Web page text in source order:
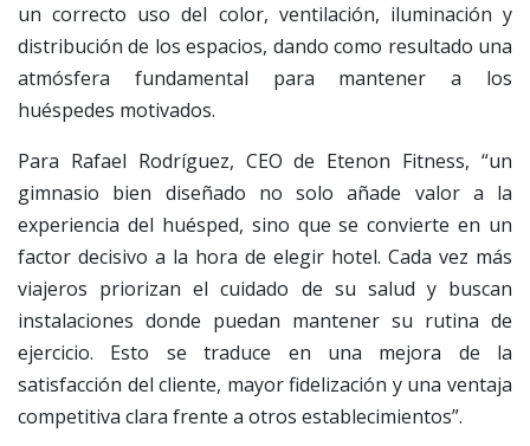
un correcto uso del color, ventilación, iluminación y
distribución de los espacios, dando como resultado una
atmósfera fundamental para mantener a los
huéspedes motivados.
Para Rafael Rodríguez, CEO de Etenon Fitness, “un
gimnasio bien diseñado no solo añade valor a la
experiencia del huésped, sino que se convierte en un
factor decisivo a la hora de elegir hotel. Cada vez más
viajeros priorizan el cuidado de su salud y buscan
instalaciones donde puedan mantener su rutina de
ejercicio. Esto se traduce en una mejora de la
satisfacción del cliente, mayor fidelización y una ventaja
competitiva clara frente a otros establecimientos”.